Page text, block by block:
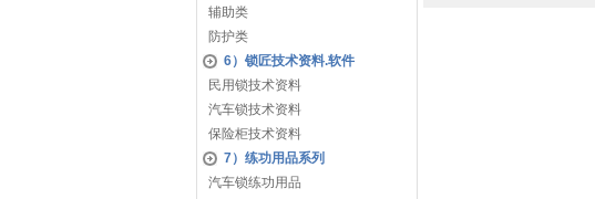
辅助类
防护类
6）锁匠技术资料.软件
民用锁技术资料
汽车锁技术资料
保险柜技术资料
7）练功用品系列
汽车锁练功用品